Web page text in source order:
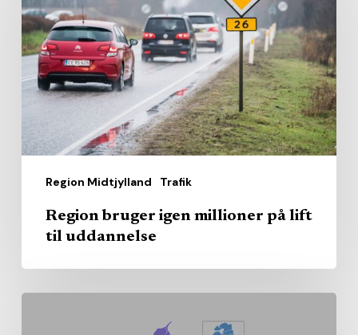
Region Midtjylland Trafik
millioner
på
Region bruger igen millioner på lift
til uddannelse